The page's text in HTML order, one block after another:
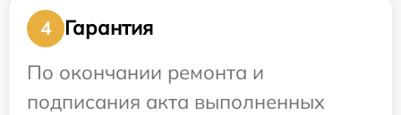
4
Гарантия
По окончании ремонта и
подписания акта выполненных